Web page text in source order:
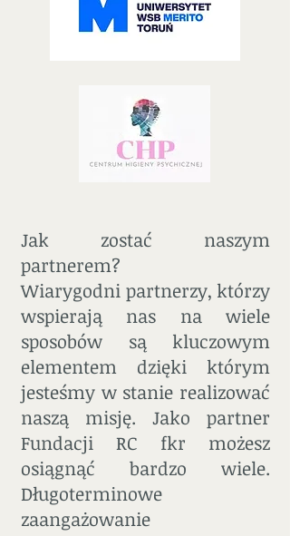
Jak zostać naszym
partnerem?
Wiarygodni partnerzy, którzy
wspierają nas na wiele
sposobów są kluczowym
elementem dzięki którym
jesteśmy w stanie realizować
naszą misję. Jako partner
Fundacji RC fkr możesz
osiągnąć bardzo wiele.
Długoterminowe
zaangażowanie